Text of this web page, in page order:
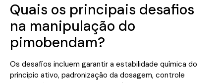
Quais os principais desafios
na manipulação do
pimobendam?
Os desafios incluem garantir a estabilidade química do
princípio ativo, padronização da dosagem, controle